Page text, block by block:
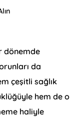
dönemde
da
çeşitli sağlık
hem de o
haliyle